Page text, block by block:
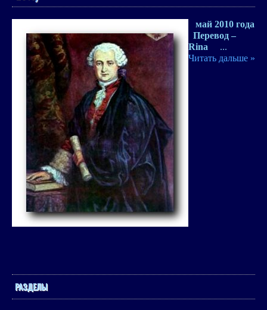
май 2010 года
Перевод –
Rina
...
Читать дальше »
РАЗДЕЛЫ